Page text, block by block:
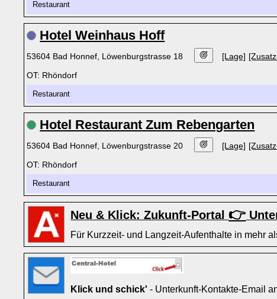
Restaurant
Hotel Weinhaus Hoff
53604 Bad Honnef, Löwenburgstrasse 18 [Lage]
OT: Rhöndorf
Restaurant
Hotel Restaurant Zum Rebengarten
53604 Bad Honnef, Löwenburgstrasse 20 [Lage]
OT: Rhöndorf
Restaurant
Neu & Klick: Zukunft-Portal 👉
Für Kurzzeit- und Langzeit-Aufenthalte in mehr
Klick und schick' - Unterkunft-Kontakte-Email